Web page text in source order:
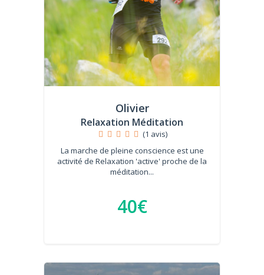
Olivier
Relaxation Méditation
(1 avis)
La marche de pleine conscience est une
activité de Relaxation 'active' proche de la
méditation...
40€